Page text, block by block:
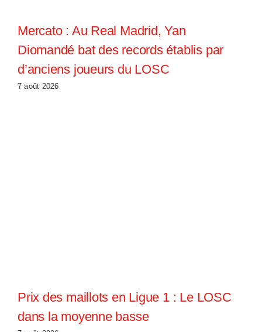
Mercato : Au Real Madrid, Yan
Diomandé bat des records établis par
d’anciens joueurs du LOSC
7 août 2026
Prix des maillots en Ligue 1 : Le LOSC
dans la moyenne basse